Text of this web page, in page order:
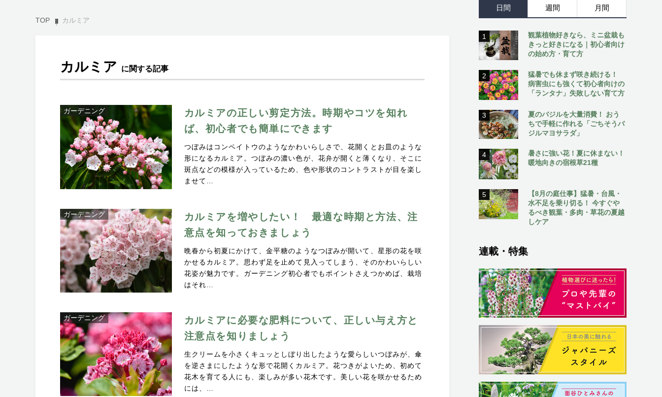
TOP カルミア
カルミア に関する記事
ガーデニング
カルミアの正しい剪定方法。時期やコツを知れ
ば、初心者でも簡単にできます
つぼみはコンペイトウのようなかわいらしさで、花開くとお皿のような
形になるカルミア。つぼみの濃い色が、花弁が開くと薄くなり、そこに
斑点などの模様が入っているため、色や形状のコントラストが目を楽し
ませて…
ガーデニング
カルミアを増やしたい！ 最適な時期と方法、注
意点を知っておきましょう
晩春から初夏にかけて、金平糖のようなつぼみが開いて、星形の花を咲
かせるカルミア。思わず足を止めて見入ってしまう、そのかわいらしい
花姿が魅力です。ガーデニング初心者でもポイントさえつかめば、栽培
はそれ…
ガーデニング
カルミアに必要な肥料について、正しい与え方と
注意点を知りましょう
生クリームを小さくキュッとしぼり出したような愛らしいつぼみが、傘
を逆さまにしたような形で花開くカルミア。花つきがよいため、初めて
花木を育てる人にも、楽しみが多い花木です。美しい花を咲かせるため
には、…
日間 週間 月間
1
観葉植物好きなら、ミニ盆栽も
きっと好きになる｜初心者向け
の始め方・育て方
2
猛暑でも休まず咲き続ける！
病害虫にも強くて初心者向けの
「ランタナ」失敗しない育て方
3
夏のバジルを大量消費！ おう
ちで手軽に作れる「ごちそうバ
ジルマヨサラダ」
4
暑さに強い花！夏に休まない！
暖地向きの宿根草21種
5
【8月の庭仕事】猛暑・台風・
水不足を乗り切る！ 今すぐや
るべき観葉・多肉・草花の夏越
しケア
連載・特集